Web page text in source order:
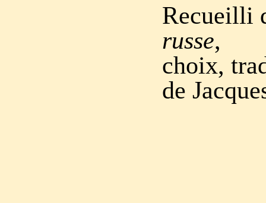
Recueilli
russe,
choix,
de